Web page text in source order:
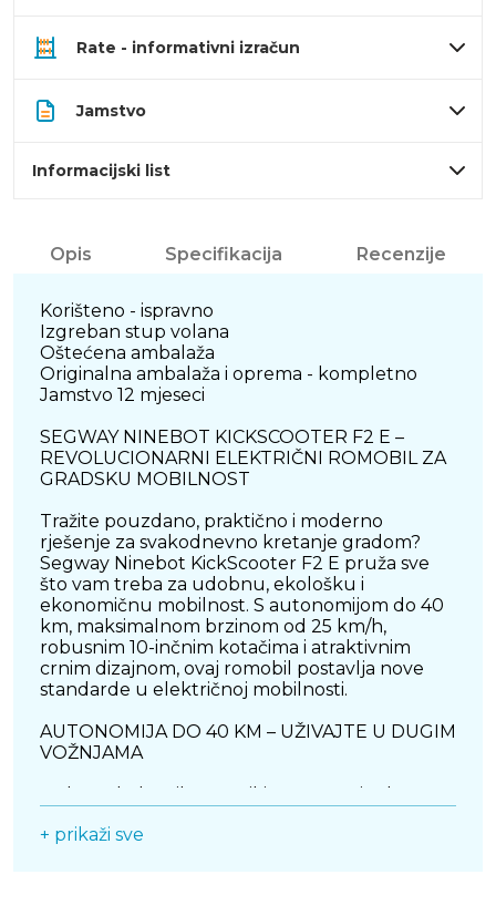
Rate - informativni izračun
Jamstvo
Informacijski list
Opis Specifikacija Recenzije
Korišteno - ispravno
Izgreban stup volana
Oštećena ambalaža
Originalna ambalaža i oprema - kompletno
Jamstvo 12 mjeseci
SEGWAY NINEBOT KICKSCOOTER F2 E –
REVOLUCIONARNI ELEKTRIČNI ROMOBIL ZA
GRADSKU MOBILNOST
Tražite pouzdano, praktično i moderno
rješenje za svakodnevno kretanje gradom?
Segway Ninebot KickScooter F2 E pruža sve
što vam treba za udobnu, ekološku i
ekonomičnu mobilnost. S autonomijom do 40
km, maksimalnom brzinom od 25 km/h,
robusnim 10-inčnim kotačima i atraktivnim
crnim dizajnom, ovaj romobil postavlja nove
standarde u električnoj mobilnosti.
AUTONOMIJA DO 40 KM – UŽIVAJTE U DUGIM
VOŽNJAMA
performansi, koja omogućuje autonomiju do
+ prikaži sve